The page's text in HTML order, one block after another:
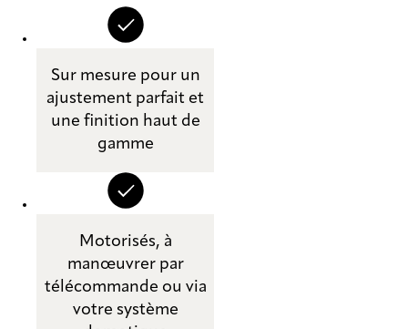
Sur mesure pour un
ajustement parfait et
une finition haut de
gamme
Motorisés, à
manœuvrer par
télécommande ou via
votre système